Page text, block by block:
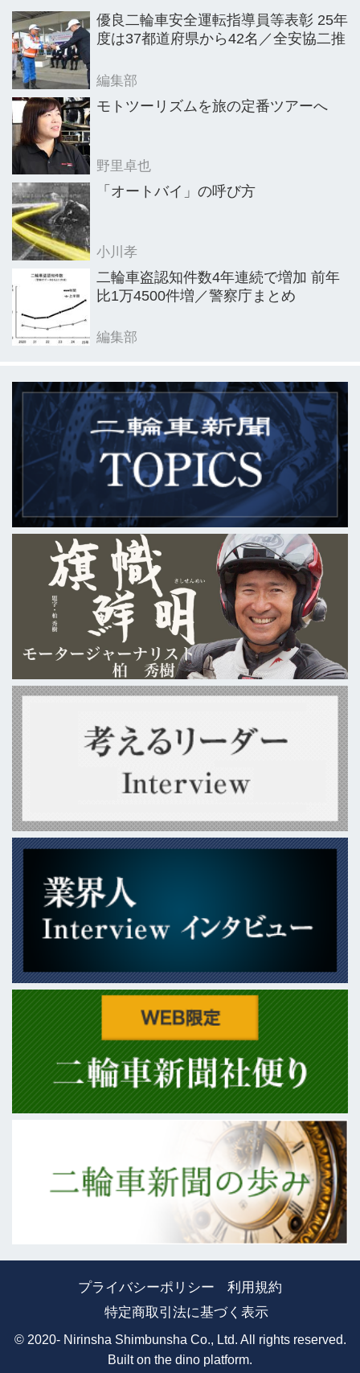
優良二輪車安全運転指導員等表彰 25年
度は37都道府県から42名／全安協二推
編集部
モトツーリズムを旅の定番ツアーへ
野里卓也
「オートバイ」の呼び方
小川孝
二輪車盗認知件数4年連続で増加 前年
比1万4500件増／警察庁まとめ
編集部
プライバシーポリシー
利用規約
特定商取引法に基づく表示
© 2020- Nirinsha Shimbunsha Co., Ltd. All rights reserved.
Built on the dino platform.